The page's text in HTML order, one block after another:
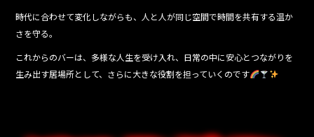
時代に合わせて変化しながらも、人と人が同じ空間で時間を共有する温か
さを守る。
これからのバーは、多様な人生を受け入れ、日常の中に安心とつながりを
生み出す居場所として、さらに大きな役割を担っていくのです